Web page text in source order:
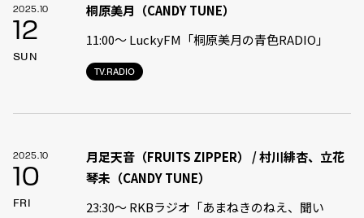
2025.10
12
SUN
TV.RADIO
桐原美月（CANDY TUNE）
11:00〜 LuckyFM「桐原美月の青色RADIO」
2025.10
10
FRI
月足天音（FRUITS ZIPPER） / 村川緋杏、立花
琴未（CANDY TUNE）
23:30〜 RKBラジオ「あまねきのねえ、聞い